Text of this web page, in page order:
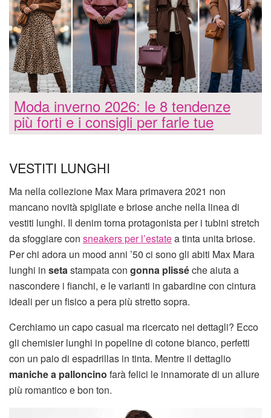
Moda inverno 2026: le 8 tendenze
più forti e i consigli per farle tue
VESTITI LUNGHI
Ma nella collezione Max Mara primavera 2021 non
mancano novità spigliate e briose anche nella linea di
vestiti lunghi. Il denim torna protagonista per i tubini stretch
da sfoggiare con sneakers per l’estatea tinta unita briose.
Per chi adora un mood anni ’50 ci sono gli abiti Max Mara
lunghi in setastampata con gonna plisséche aiuta a
nascondere i fianchi, e le varianti in gabardine con cintura
ideali per un fisico a pera più stretto sopra.
Cerchiamo un capo casual ma ricercato nei dettagli? Ecco
gli chemisier lunghi in popeline di cotone bianco, perfetti
con un paio di espadrillas in tinta. Mentre il dettaglio
maniche a palloncino farà felici le innamorate di un allure
più romantico e bon ton.